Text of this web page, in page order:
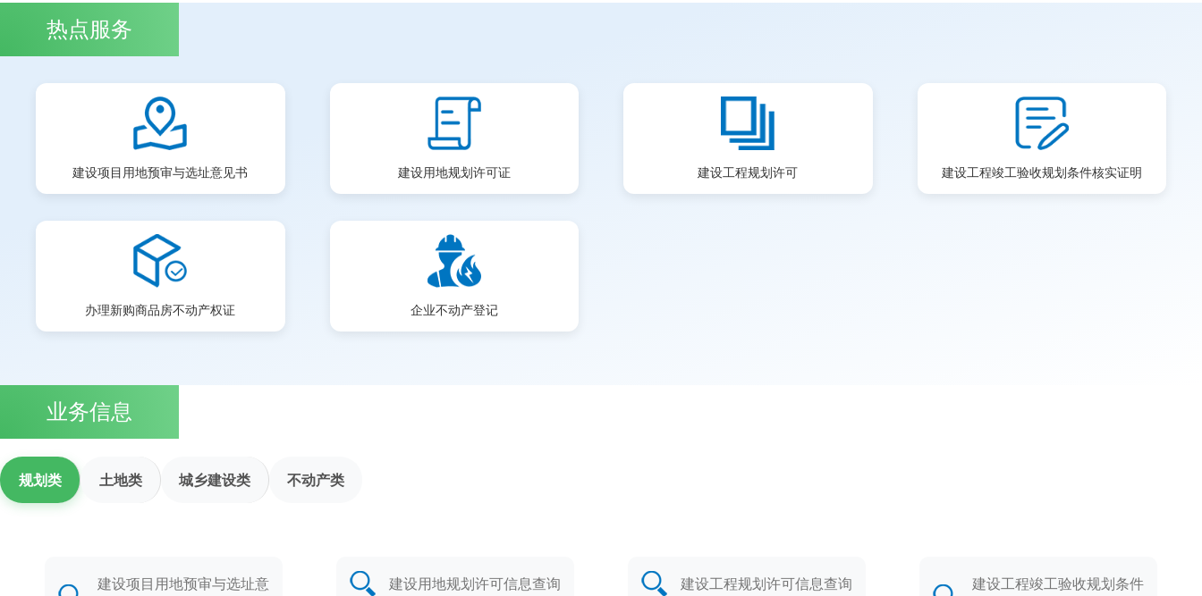
热点服务
建设项目用地预审与选址意见书 建设用地规划许可证 建设工程规划许可 建设工程竣工验收规划条件核实证明
办理新购商品房不动产权证 企业不动产登记
业务信息
规划类 土地类 城乡建设类 不动产类
建设项目用地预审与选址意
建设用地规划许可信息查询 建设工程规划许可信息查询
建设工程竣工验收规划条件